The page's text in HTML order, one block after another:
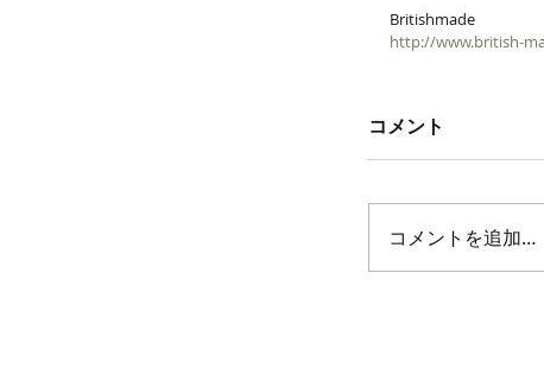
Britishmade
http://www.british-
コメント
コメントを追加…